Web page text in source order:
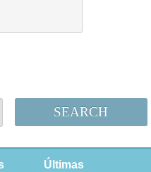
SEARCH
Últimas